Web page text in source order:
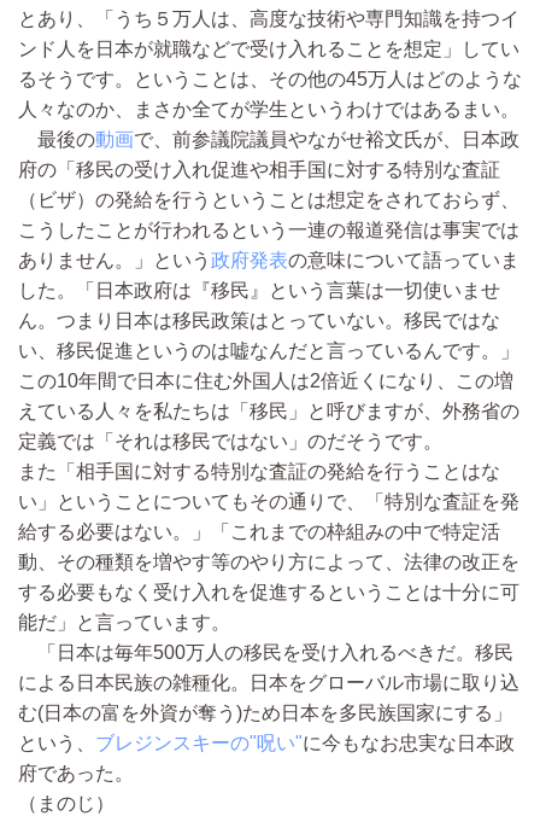
とあり、「うち５万人は、高度な技術や専門知識を持つイ
ンド人を日本が就職などで受け入れることを想定」してい
るそうです。ということは、その他の45万人はどのような
人々なのか、まさか全てが学生というわけではあるまい。
最後の動画で、前参議院議員やながせ裕文氏が、日本政
府の「移民の受け入れ促進や相手国に対する特別な査証
（ビザ）の発給を行うということは想定をされておらず、
こうしたことが行われるという一連の報道発信は事実では
ありません。」という 政府発表の意味について語っていま
した。「日本政府は『移民』という言葉は一切使いませ
ん。つまり日本は移民政策はとっていない。移民ではな
い、移民促進というのは嘘なんだと言っているんです。」
この10年間で日本に住む外国人は2倍近くになり、この増
えている人々を私たちは「移民」と呼びますが、外務省の
定義では「それは移民ではない」のだそうです。
また「相手国に対する特別な査証の発給を行うことはな
い」ということについてもその通りで、「特別な査証を発
給する必要はない。」「これまでの枠組みの中で特定活
動、その種類を増やす等のやり方によって、法律の改正を
する必要もなく受け入れを促進するということは十分に可
能だ」と言っています。
「日本は毎年500万人の移民を受け入れるべきだ。移民
による日本民族の雑種化。日本をグローバル市場に取り込
む(日本の富を外資が奪う)ため日本を多民族国家にする」
という、 ブレジンスキーの"呪い"に今もなお忠実な日本政
府であった。
（まのじ）